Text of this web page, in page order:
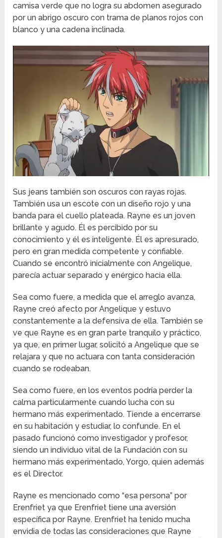
camisa verde que no logra su abdomen asegurado
por un abrigo oscuro con trama de planos rojos con
blanco y una cadena inclinada.
Sus jeans también son oscuros con rayas rojas.
También usa un escote con un diseño rojo y una
banda para el cuello plateada. Rayne es un joven
brillante y agudo. Él es percibido por su
conocimiento y él es inteligente. Él es apresurado,
pero en gran medida competente y confiable.
Cuando se encontró inicialmente con Angelique,
parecía actuar separado y enérgico hacia ella.
Sea como fuere, a medida que el arreglo avanza,
Rayne creó afecto por Angelique y estuvo
constantemente a la defensiva de ella. También se
ve que Rayne es en gran parte tranquilo y práctico,
ya que, en primer lugar, solicitó a Angelique que se
relajara y que no actuara con tanta consideración
cuando se rodeaban.
Sea como fuere, en los eventos podría perder la
calma particularmente cuando lucha con su
hermano más experimentado. Tiende a encerrarse
en su habitación y estudiar, lo confunde. En el
pasado funcionó como investigador y profesor,
siendo un individuo vital de la Fundación con su
hermano más experimentado, Yorgo, quien además
es el Director.
Rayne es mencionado como “esa persona” por
Erenfriet ya que Erenfriet tiene una aversión
específica por Rayne. Erenfriet ha tenido mucha
envidia de todas las consideraciones que Rayne